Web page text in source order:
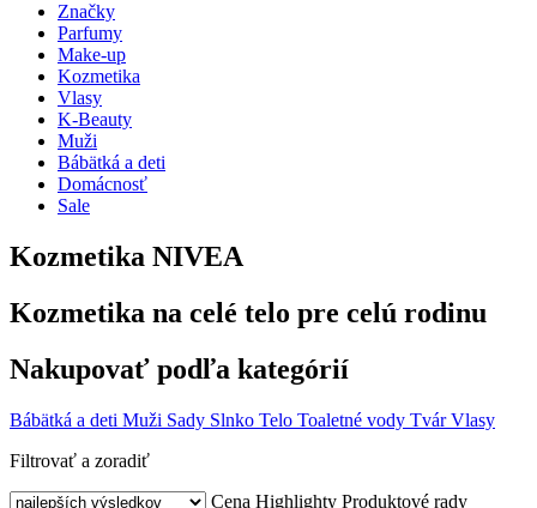
Značky
Parfumy
Make-up
Kozmetika
Vlasy
K-Beauty
Muži
Bábätká a deti
Domácnosť
Sale
Kozmetika NIVEA
Kozmetika na celé telo pre celú rodinu
Nakupovať podľa kategórií
Bábätká a deti Muži Sady Slnko Telo Toaletné vody Tvár Vlasy
Filtrovať a zoradiť
Cena Highlighty Produktové rady